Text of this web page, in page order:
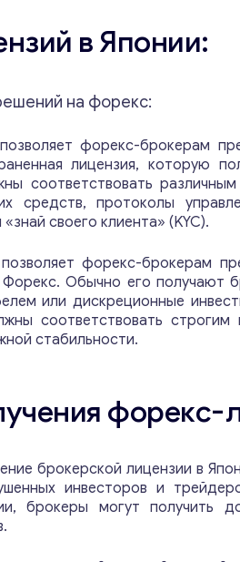
Отправьте нам
в Японии:
на форекс:
форекс-брокерам
лицензия, которую
соответствовать
средств, протоколы
своего клиента» (KYC).
форекс-брокерам
Обычно его получают
или дискреционные
соответствовать
стабильности.
форекс-
брокерской лицензии в
инвесторов и
брокеры могут получить